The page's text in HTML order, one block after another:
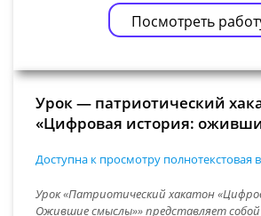
Посмотреть
Урок — патриотический
«Цифровая история:
Доступна к просмотру полнотекстовая
Урок «Патриотический хакатон
Ожившие смыслы»» представляет